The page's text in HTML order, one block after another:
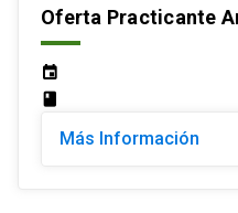
Oferta Practicante
event
class
Más Información